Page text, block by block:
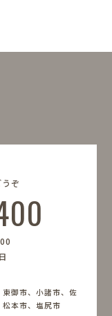
ぞ
00
御市、小諸市、佐
本市、塩尻市